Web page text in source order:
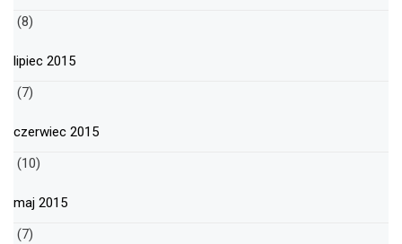
(8)
lipiec 2015
(7)
czerwiec 2015
(10)
maj 2015
(7)